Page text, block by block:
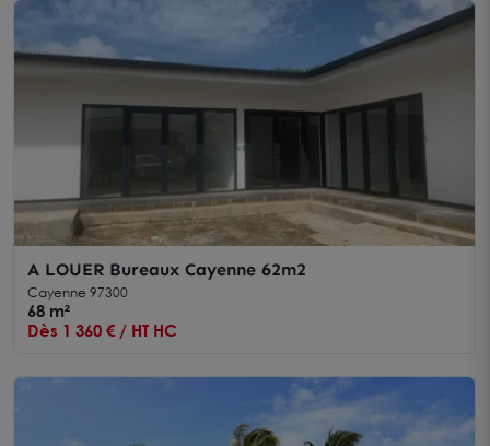
A LOUER Bureaux Cayenne 62m2
Cayenne 97300
68 m²
Dès 1 360 € / HT HC